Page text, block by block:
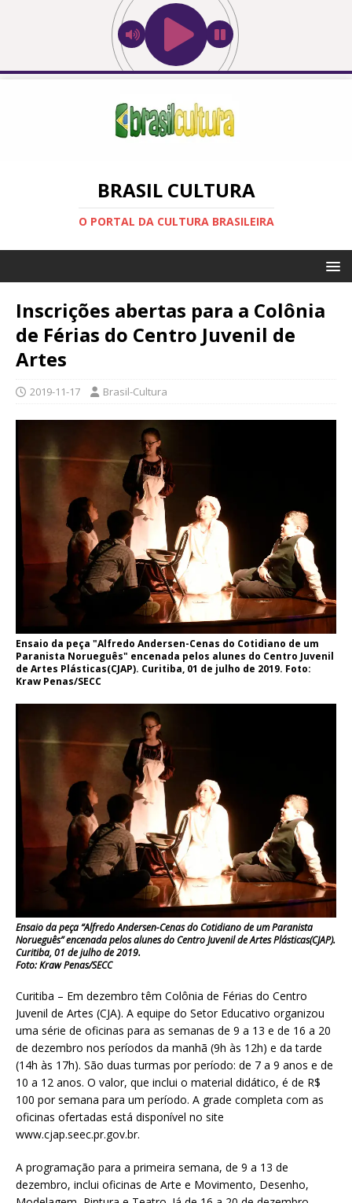
BRASIL CULTURA
O PORTAL DA CULTURA BRASILEIRA
Inscrições abertas para a Colônia
de Férias do Centro Juvenil de
Artes
2019-11-17 Brasil-Cultura
Ensaio da peça "Alfredo Andersen-Cenas do Cotidiano de um
Paranista Norueguês" encenada pelos alunes do Centro Juvenil
de Artes Plásticas(CJAP). Curitiba, 01 de julho de 2019. Foto:
Kraw Penas/SECC
Ensaio da peça “Alfredo Andersen-Cenas do Cotidiano de um Paranista
Norueguês” encenada pelos alunes do Centro Juvenil de Artes Plásticas(CJAP).
Curitiba, 01 de julho de 2019.
Foto: Kraw Penas/SECC
Curitiba – Em dezembro têm Colônia de Férias do Centro
Juvenil de Artes (CJA). A equipe do Setor Educativo organizou
uma série de oficinas para as semanas de 9 a 13 e de 16 a 20
de dezembro nos períodos da manhã (9h às 12h) e da tarde
(14h às 17h). São duas turmas por período: de 7 a 9 anos e de
10 a 12 anos. O valor, que inclui o material didático, é de R$
100 por semana para um período. A grade completa com as
oficinas ofertadas está disponível no site
www.cjap.seec.pr.gov.br.
A programação para a primeira semana, de 9 a 13 de
dezembro, inclui oficinas de Arte e Movimento, Desenho,